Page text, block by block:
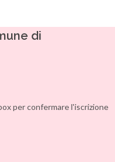
di
per confermare l'iscrizione